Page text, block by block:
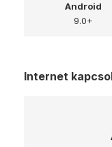
Android
9.0+
Internet